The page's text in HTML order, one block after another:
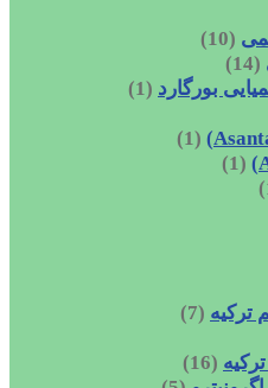
(10)
(14)
بورگارد (1)
(1)
(1)
ترکیه (7)
(16)